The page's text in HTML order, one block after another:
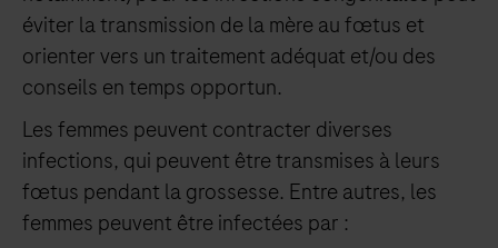
éviter la transmission de la mère au fœtus et
orienter vers un traitement adéquat et/ou des
conseils en temps opportun.
Les femmes peuvent contracter diverses
infections, qui peuvent être transmises à leurs
fœtus pendant la grossesse. Entre autres, les
femmes peuvent être infectées par :